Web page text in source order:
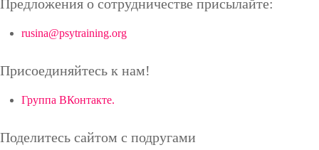
Предложения о сотрудничестве присылайте:
rusina@psytraining.org
Присоединяйтесь к нам!
Группа ВКонтакте.
Поделитесь сайтом с подругами